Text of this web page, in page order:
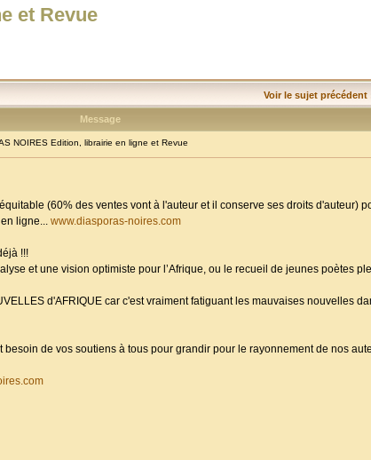
et Revue
Voir le sujet précédent
Message
NOIRES Edition, librairie en ligne et Revue
(60% des ventes vont à l'auteur et il conserve ses droits d'auteur)
ligne... www.diasporas-noires.com
!!!
et une vision optimiste pour l’Afrique, ou le recueil de jeunes poètes
d'AFRIQUE car c'est vraiment fatiguant les mauvaises nouvelles
de vos soutiens à tous pour grandir pour le rayonnement de nos